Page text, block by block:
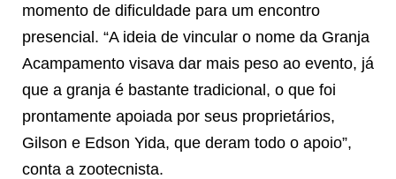
momento de dificuldade para um encontro
presencial. “A ideia de vincular o nome da Granja
Acampamento visava dar mais peso ao evento, já
que a granja é bastante tradicional, o que foi
prontamente apoiada por seus proprietários,
Gilson e Edson Yida, que deram todo o apoio”,
conta a zootecnista.